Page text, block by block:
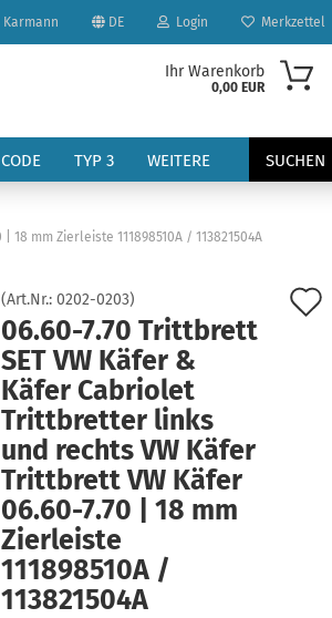
Karmann DE Login Merkzettel
Ihr Warenkorb
0,00 EUR
TYP 3 SUCHEN
WEITERE
mm Zierleiste 111898510A / 113821504A
(Art.Nr.: 0202-0203)
06.60-7.70 Trittbrett
SET VW Käfer &
Käfer Cabriolet
Trittbretter links
und rechts VW Käfer
Trittbrett VW Käfer
06.60-7.70 | 18 mm
Zierleiste
111898510A /
113821504A